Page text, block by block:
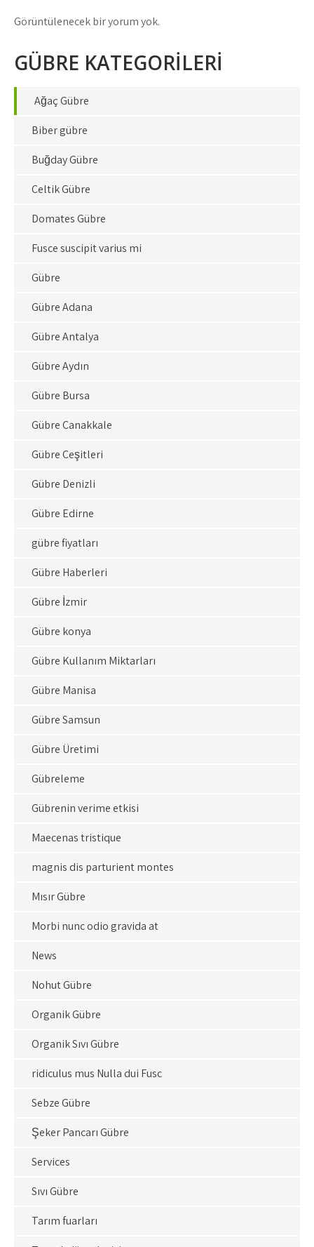
Görüntülenecek bir yorum yok.
GÜBRE KATEGORİLERİ
Ağaç Gübre
Biber gübre
Buğday Gübre
Çeltik Gübre
Domates Gübre
Fusce suscipit varius mi
Gübre
Gübre Adana
Gübre Antalya
Gübre Aydın
Gübre Bursa
Gübre Çanakkale
Gübre Çeşitleri
Gübre Denizli
Gübre Edirne
gübre fiyatları
Gübre Haberleri
Gübre İzmir
Gübre konya
Gübre Kullanım Miktarları
Gübre Manisa
Gübre Samsun
Gübre Üretimi
Gübreleme
Gübrenin verime etkisi
Maecenas tristique
magnis dis parturient montes
Mısır Gübre
Morbi nunc odio gravida at
News
Nohut Gübre
Organik Gübre
Organik Sıvı Gübre
ridiculus mus Nulla dui Fusc
Sebze Gübre
Şeker Pancarı Gübre
Services
Sıvı Gübre
Tarım fuarları